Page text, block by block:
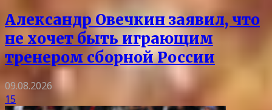
Александр Овечкин заявил, что
не хочет быть играющим
тренером сборной России
09.08.2026
15